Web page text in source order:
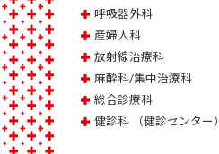
呼吸器外科
産婦人科
放射線治療科
麻酔科/集中治療科
総合診療科
健診科 （健診センター）